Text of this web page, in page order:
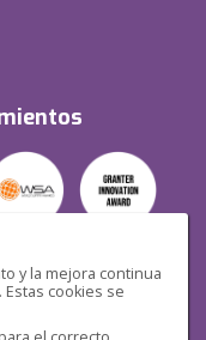
y la mejora continua
cookies se